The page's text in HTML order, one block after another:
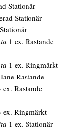
Stationär
Stationär
1 ex. Rastande
1 ex. Ringmärkt
Rastande
ex. Rastande
ex. Ringmärkt
1 ex. Stationär